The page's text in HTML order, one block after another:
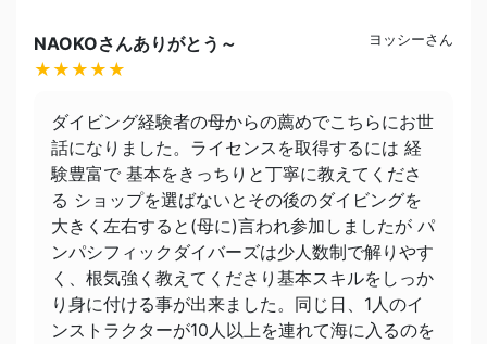
NAOKOさんありがとう～ ヨッシーさん
★★★★★
ダイビング経験者の母からの薦めでこちらにお世
話になりました。ライセンスを取得するには 経
験豊富で 基本をきっちりと丁寧に教えてくださ
る ショップを選ばないとその後のダイビングを
大きく左右すると(母に)言われ参加しましたが パ
ンパシフィックダイバーズは少人数制で解りやす
く、根気強く教えてくださり基本スキルをしっか
り身に付ける事が出来ました。同じ日、1人のイ
ンストラクターが10人以上を連れて海に入るのを